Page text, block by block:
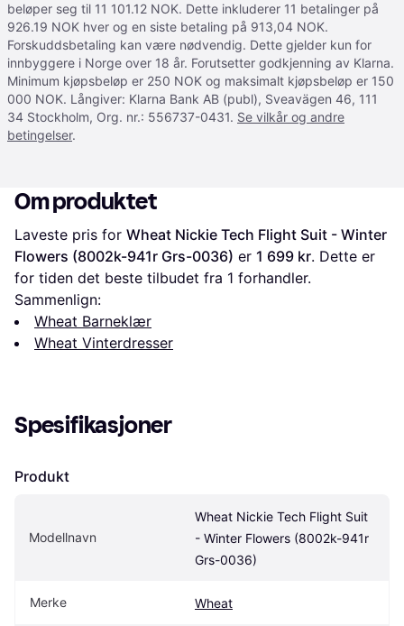
beløper seg til 11 101.12 NOK. Dette inkluderer 11 betalinger på
926.19 NOK hver og en siste betaling på 913,04 NOK.
Forskuddsbetaling kan være nødvendig. Dette gjelder kun for
innbyggere i Norge over 18 år. Forutsetter godkjenning av Klarna.
Minimum kjøpsbeløp er 250 NOK og maksimalt kjøpsbeløp er 150
000 NOK. Långiver: Klarna Bank AB (publ), Sveavägen 46, 111
34 Stockholm, Org. nr.: 556737-0431. Se vilkår og andre
betingelser.
Om produktet
Laveste pris for Wheat Nickie Tech Flight Suit - Winter
Flowers (8002k-941r Grs-0036) er 1 699 kr. Dette er
for tiden det beste tilbudet fra 1 forhandler.
Sammenlign:
Wheat Barneklær
Wheat Vinterdresser
Spesifikasjoner
Produkt
Modellnavn
Wheat Nickie Tech Flight Suit
- Winter Flowers (8002k-941r
Grs-0036)
Merke Wheat